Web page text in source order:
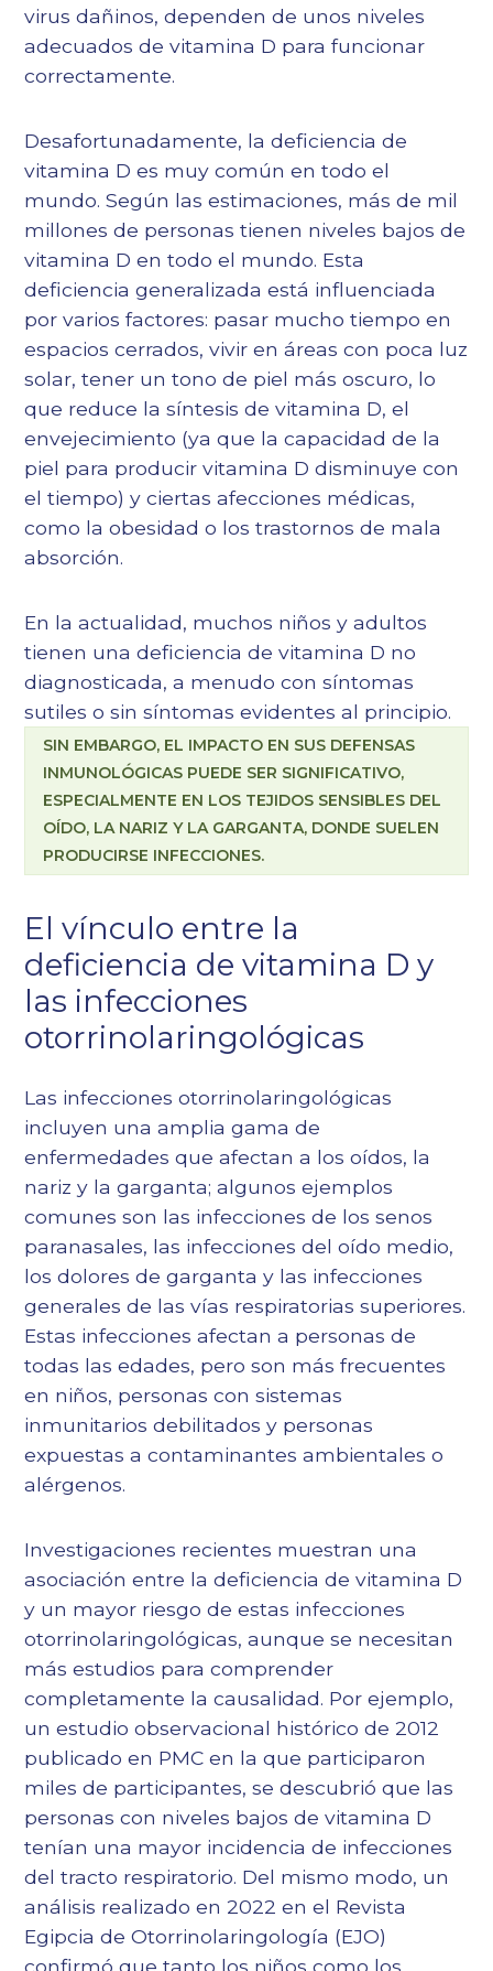
virus dañinos, dependen de unos niveles
adecuados de vitamina D para funcionar
correctamente.
Desafortunadamente, la deficiencia de
vitamina D es muy común en todo el
mundo. Según las estimaciones, más de mil
millones de personas tienen niveles bajos de
vitamina D en todo el mundo. Esta
deficiencia generalizada está influenciada
por varios factores: pasar mucho tiempo en
espacios cerrados, vivir en áreas con poca luz
solar, tener un tono de piel más oscuro, lo
que reduce la síntesis de vitamina D, el
envejecimiento (ya que la capacidad de la
piel para producir vitamina D disminuye con
el tiempo) y ciertas afecciones médicas,
como la obesidad o los trastornos de mala
absorción.
En la actualidad, muchos niños y adultos
tienen una deficiencia de vitamina D no
diagnosticada, a menudo con síntomas
sutiles o sin síntomas evidentes al principio.
SIN EMBARGO, EL IMPACTO EN SUS DEFENSAS
INMUNOLÓGICAS PUEDE SER SIGNIFICATIVO,
ESPECIALMENTE EN LOS TEJIDOS SENSIBLES DEL
OÍDO, LA NARIZ Y LA GARGANTA, DONDE SUELEN
PRODUCIRSE INFECCIONES.
El vínculo entre la
deficiencia de vitamina D y
las infecciones
otorrinolaringológicas
Las infecciones otorrinolaringológicas
incluyen una amplia gama de
enfermedades que afectan a los oídos, la
nariz y la garganta; algunos ejemplos
comunes son las infecciones de los senos
paranasales, las infecciones del oído medio,
los dolores de garganta y las infecciones
generales de las vías respiratorias superiores.
Estas infecciones afectan a personas de
todas las edades, pero son más frecuentes
en niños, personas con sistemas
inmunitarios debilitados y personas
expuestas a contaminantes ambientales o
alérgenos.
Investigaciones recientes muestran una
asociación entre la deficiencia de vitamina D
y un mayor riesgo de estas infecciones
otorrinolaringológicas, aunque se necesitan
más estudios para comprender
completamente la causalidad. Por ejemplo,
un estudio observacional histórico de 2012
publicado en PMC en la que participaron
miles de participantes, se descubrió que las
personas con niveles bajos de vitamina D
tenían una mayor incidencia de infecciones
del tracto respiratorio. Del mismo modo, un
análisis realizado en 2022 en el Revista
Egipcia de Otorrinolaringología (EJO)
confirmó que tanto los niños como los